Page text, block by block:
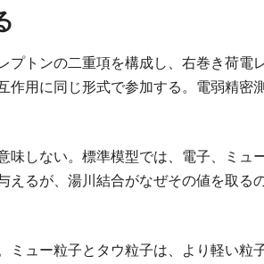
トンの二重項を構成し、右巻き荷電
用に同じ形式で参加する。電弱精密
しない。標準模型では、電子、ミュ
るが、湯川結合がなぜその値を取る
ュー粒子とタウ粒子は、より軽い粒